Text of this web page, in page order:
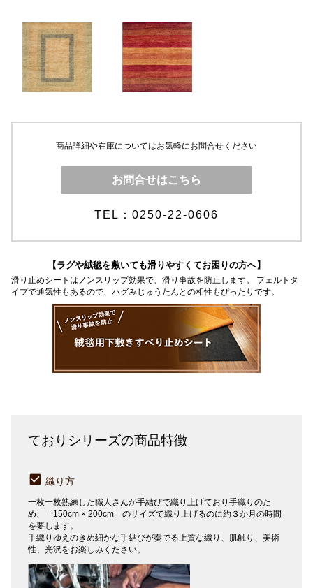
商品詳細や在庫についてはお気軽にお問合せください
お問合せはこちら
TEL：0250-22-0606
【ラグや絨毯を敷いても滑りやすくてお困りの方へ】
滑り止めシートはノンスリップ効果で、滑り事故を防止します。 フェルトタ
イプで通気性もあるので、ハグみじゅうたんとの相性もぴったりです。
ておりシリーズの商品特徴
織り方
一枚一枚熟練した職人さんが手結びで織り上げており手織りのた
め、「150cm × 200cm」のサイズで織り上げるのに約３か月の時間
を要します。
手織りゆえのきめ細かな手結びが奏でる上質な織り、肌触り、美術
性、光沢をお楽しみください。